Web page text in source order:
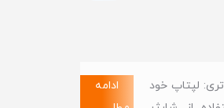
لپتاپ خود
ادامه